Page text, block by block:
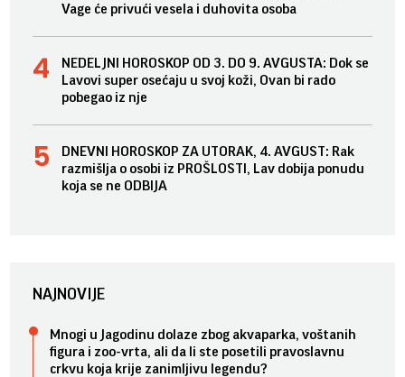
Vage će privući vesela i duhovita osoba
NEDELJNI HOROSKOP OD 3. DO 9. AVGUSTA: Dok se
Lavovi super osećaju u svoj koži, Ovan bi rado
pobegao iz nje
DNEVNI HOROSKOP ZA UTORAK, 4. AVGUST: Rak
razmišlja o osobi iz PROŠLOSTI, Lav dobija ponudu
koja se ne ODBIJA
NAJNOVIJE
Mnogi u Jagodinu dolaze zbog akvaparka, voštanih
figura i zoo-vrta, ali da li ste posetili pravoslavnu
crkvu koja krije zanimljivu legendu?